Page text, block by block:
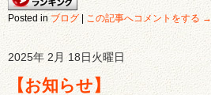
Posted inブログ この記事へコメントをする →
2025年 2月 18日火曜日
【お知らせ】